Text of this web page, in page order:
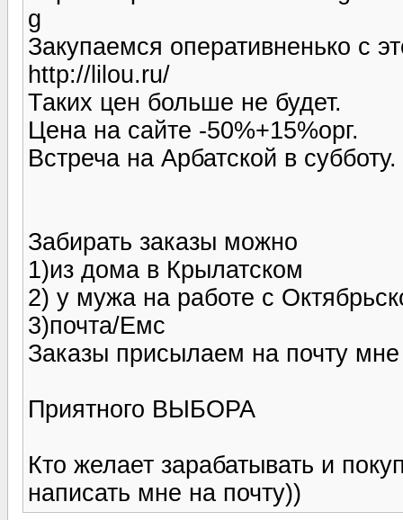
g
Закупаемся оперативненько с
http://lilou.ru/
Таких цен больше не будет.
Цена на сайте -50%+15%орг.
Встреча на Арбатской в субботу.
Забирать заказы можно
1)из дома в Крылатском
2) у мужа на работе с
3)почта/Емс
Заказы присылаем на почту
Приятного ВЫБОРА
Кто желает зарабатывать и
написать мне на почту))